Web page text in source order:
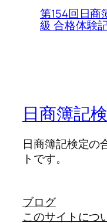
第154回日商
級 合格体験
日商簿記
日商簿記検定の
トです。
ブログ
このサイトにつ